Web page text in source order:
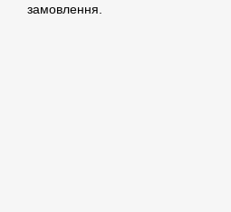
замовлення.